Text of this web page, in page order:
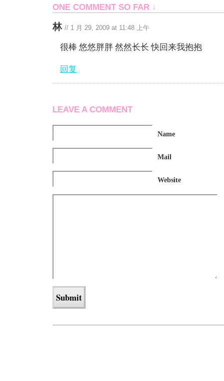
ONE COMMENT SO FAR ↓
林 // 1 月 29, 2009 at 11:48 上午
很棒 悠悠胖胖 然然长长 快回来我抱抱
回复
LEAVE A COMMENT
Name
Mail
Website